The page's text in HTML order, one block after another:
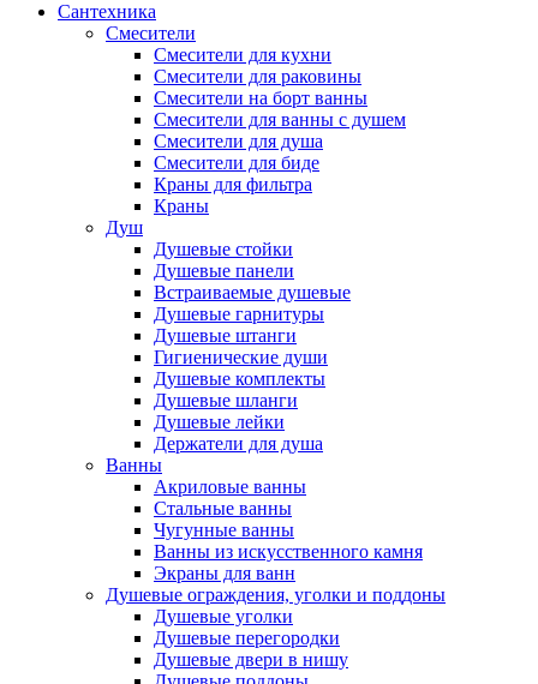
Сантехника
Смесители
Смесители для кухни
Смесители для раковины
Смесители на борт ванны
Смесители для ванны с душем
Смесители для душа
Смесители для биде
Краны для фильтра
Краны
Душ
Душевые стойки
Душевые панели
Встраиваемые душевые
Душевые гарнитуры
Душевые штанги
Гигиенические души
Душевые комплекты
Душевые шланги
Душевые лейки
Держатели для душа
Ванны
Акриловые ванны
Стальные ванны
Чугунные ванны
Ванны из искусственного камня
Экраны для ванн
Душевые ограждения, уголки и поддоны
Душевые уголки
Душевые перегородки
Душевые двери в нишу